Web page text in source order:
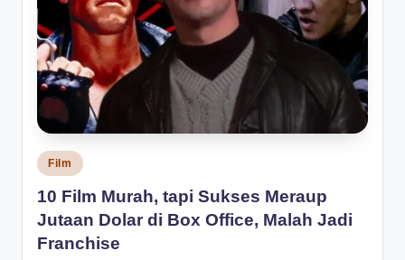
Posted
in
Film
10 Film Murah, tapi Sukses Meraup
Jutaan Dolar di Box Office, Malah Jadi
Franchise